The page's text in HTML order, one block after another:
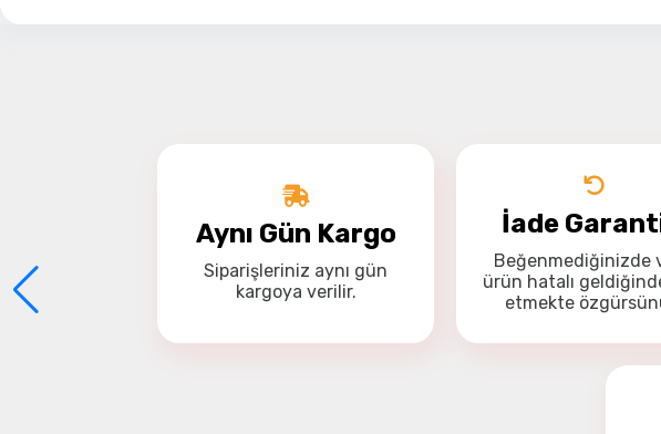
Alt
DJI
Alt kategorileri
Bu ürüne ilk
Yorum Yaz
Aynı Gün Kargo
Siparişleriniz aynı gün
kargoya verilir.
İade
Beğenmediğinizde
ürün hatalı
etmekte